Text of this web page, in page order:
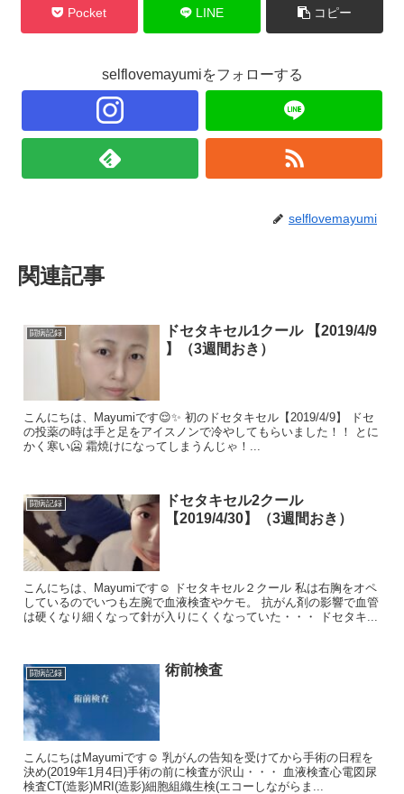
Pocket LINE コピー
selflovemayumiをフォローする
selflovemayumi
関連記事
闘病記録
ドセタキセル1クール 【2019/4/9
】（3週間おき）
こんにちは、Mayumiです😌✨ 初のドセタキセル【2019/4/9】 ドセ
の投薬の時は手と足をアイスノンで冷やしてもらいました！！ とに
かく寒い🥶 霜焼けになってしまうんじゃ！...
闘病記録
ドセタキセル2クール
【2019/4/30】（3週間おき）
こんにちは、Mayumiです☺️ ドセタキセル２クール 私は右胸をオペ
しているのでいつも左腕で血液検査やケモ。 抗がん剤の影響で血管
は硬くなり細くなって針が入りにくくなっていた・・・ ドセタキ...
闘病記録 術前検査
こんにちはMayumiです☺️ 乳がんの告知を受けてから手術の日程を
決め(2019年1月4日)手術の前に検査が沢山・・・ 血液検査心電図尿
検査CT(造影)MRI(造影)細胞組織生検(エコーしながらま...